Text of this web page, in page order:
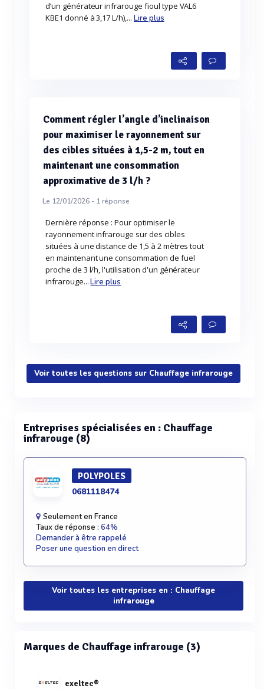
d’un générateur infrarouge fioul type VAL6
KBE1 donné à 3,17 L/h),... Lire plus
Comment régler l’angle d’inclinaison
pour maximiser le rayonnement sur
des cibles situées à 1,5-2 m, tout en
maintenant une consommation
approximative de 3 l/h ?
Le 12/01/2026 - 1réponse
Dernière réponse : Pour optimiser le
rayonnement infrarouge sur des cibles
situées à une distance de 1,5 à 2 mètres tout
en maintenant une consommation de fuel
proche de 3 l/h, l'utilisation d'un générateur
infrarouge...Lire plus
Voir toutes les questions sur Chauffage infrarouge
Entreprises spécialisées en : Chauffage
infrarouge (8)
POLYPOLES
0681118474
Seulement en France
Taux de réponse : 64%
Demander à être rappelé
Poser une question en direct
Voir toutes les entreprises en : Chauffage
infrarouge
Marques de Chauffage infrarouge (3)
exeltec®